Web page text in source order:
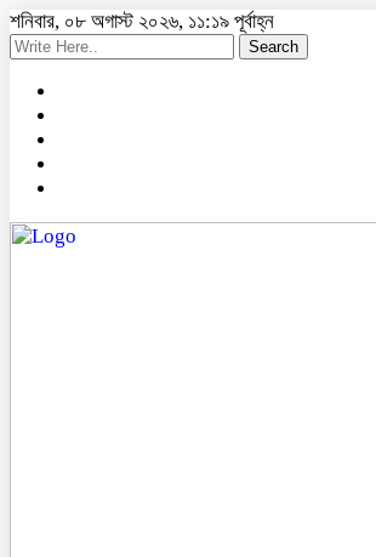
শনিবার, ০৮ অগাস্ট ২০২৬, ১১:১৯ পূর্বাহ্ন
Search